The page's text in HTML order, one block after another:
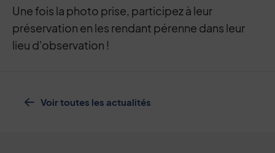
Une fois la photo prise, participez à leur
préservation en les rendant pérenne dans leur
lieu d'observation !
Voir toutes les actualités